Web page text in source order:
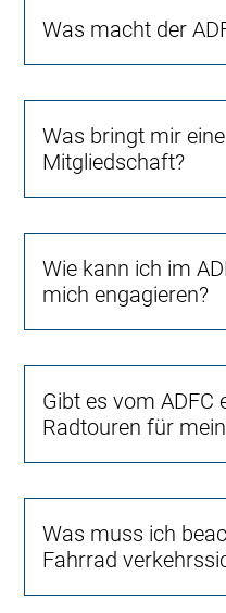
Was macht der
Was bringt mir
Mitgliedschaft?
Wie kann ich im
mich engagieren?
Gibt es vom ADFC
Radtouren für
Was muss ich
Fahrrad